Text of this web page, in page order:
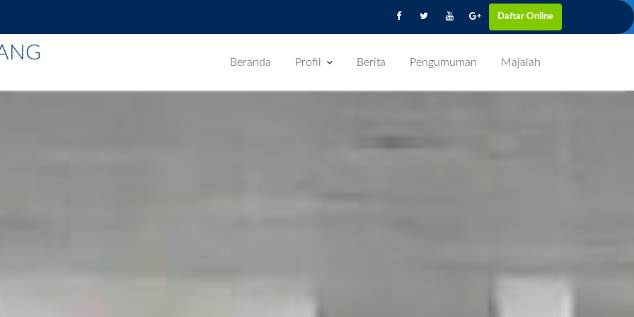
Daftar Online
Beranda Profil Berita Pengumuman Majalah